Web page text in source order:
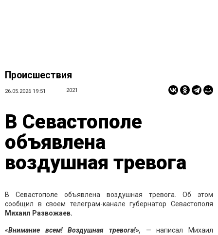
Происшествия
26.05.2026 19:51 2021
В Севастополе
объявлена
воздушная тревога
В Севастополе объявлена воздушная тревога. Об этом
сообщил в своем телеграм-канале губернатор Севастополя
Михаил Развожаев.
«Внимание всем! Воздушная тревога!», — написал Михаил